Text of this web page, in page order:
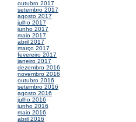
outubro 2017
setembro 2017
agosto 2017
julho 2017
junho 2017
maio 2017
abril 2017
março 2017
fevereiro 2017
janeiro 2017
dezembro 2016
novembro 2016
outubro 2016
setembro 2016
agosto 2016
julho 2016
junho 2016
maio 2016
abril 2016